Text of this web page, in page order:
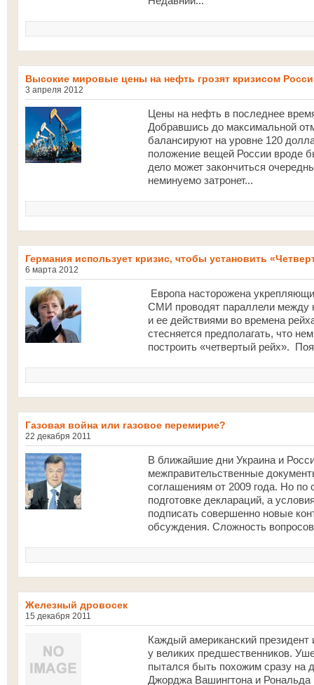
Высокие мировые цены на нефть грозят кризисом
3 апреля 2012
Цены на нефть в последнее
Добравшись до максимальной
балансируют на уровне 120
положение вещей России вроде
дело может закончиться
неминуемо затронет...
Германия использует кризис, чтобы установить
6 марта 2012
Европа насторожена
СМИ проводят параллели между
и ее действиями во времена
стесняется предполагать, что
построить «четвертый рейх».
Газовая война или газовое перемирие?
22 декабря 2011
В ближайшие дни Украина и
межправительственные
соглашениям от 2009 года. Но по
подготовке деклараций, а
подписать совершенно новые
обсуждения. Сложность
Железный дровосек
15 декабря 2011
Каждый американский
у великих предшественников.
пытался быть похожим сразу на
Джорджа Вашингтона и Рональда